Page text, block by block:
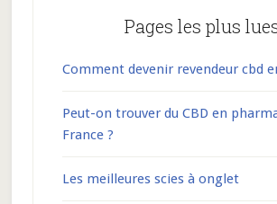
Pages les plus
Comment devenir revendeur cbd
Peut-on trouver du CBD en
France ?
Les meilleures scies à onglet